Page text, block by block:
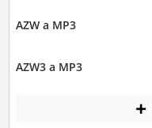
AZW a MP3
AZW3 a MP3